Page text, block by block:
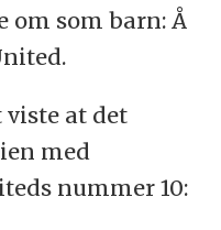
om som barn: Å
viste at det
med
nummer 10: